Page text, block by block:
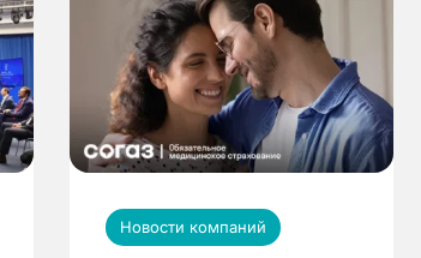
Новости компаний